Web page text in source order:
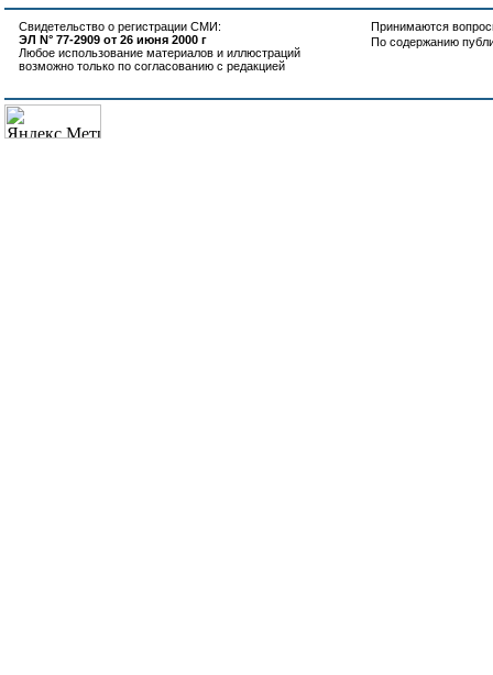
Свидетельство о регистрации СМИ:
ЭЛ N° 77-2909 от 26 июня 2000 г
Любое использование материалов и иллюстраций
возможно только по согласованию с редакцией
Принимаются
По содержанию